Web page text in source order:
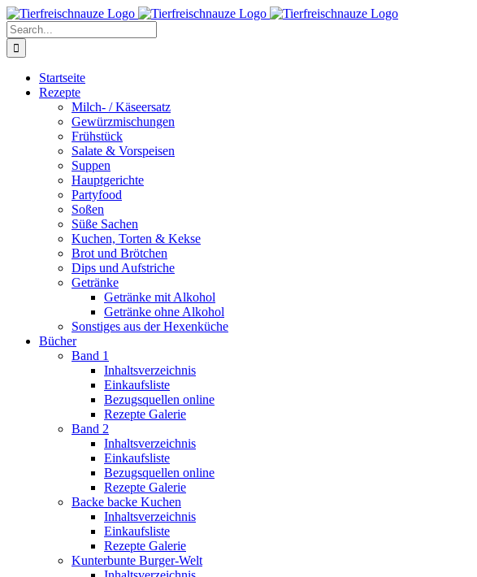
Skip
to
content
Facebook
YouTube
X
Pinterest
Instagram
Search
for:
Startseite
Rezepte
Milch- / Käseersatz
Gewürzmischungen
Frühstück
Salate & Vorspeisen
Suppen
Hauptgerichte
Partyfood
Soßen
Süße Sachen
Kuchen, Torten & Kekse
Brot und Brötchen
Dips und Aufstriche
Getränke
Getränke mit Alkohol
Getränke ohne Alkohol
Sonstiges aus der Hexenküche
Bücher
Band 1
Inhaltsverzeichnis
Einkaufsliste
Bezugsquellen online
Rezepte Galerie
Band 2
Inhaltsverzeichnis
Einkaufsliste
Bezugsquellen online
Rezepte Galerie
Backe backe Kuchen
Inhaltsverzeichnis
Einkaufsliste
Rezepte Galerie
Kunterbunte Burger-Welt